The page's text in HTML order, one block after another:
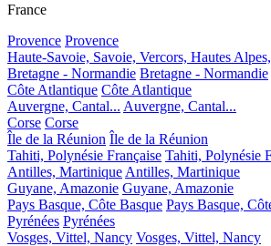
France
Provence Provence
Haute-Savoie, Savoie, Vercors, Hautes
Bretagne - Normandie Bretagne - Normandie
Côte Atlantique Côte Atlantique
Auvergne, Cantal... Auvergne, Cantal...
Corse Corse
Île de la Réunion Île de la Réunion
Tahiti, Polynésie Française Tahiti, Polynésie
Antilles, Martinique Antilles, Martinique
Guyane, Amazonie Guyane, Amazonie
Pays Basque, Côte Basque Pays Basque,
Pyrénées Pyrénées
Vosges, Vittel, Nancy Vosges, Vittel, Nancy